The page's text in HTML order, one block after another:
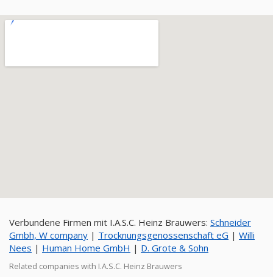
Verbundene Firmen mit I.A.S.C. Heinz Brauwers: Schneider
Gmbh, W company | Trocknungsgenossenschaft eG | Willi
Nees | Human Home GmbH | D. Grote & Sohn
Related companies with I.A.S.C. Heinz Brauwers